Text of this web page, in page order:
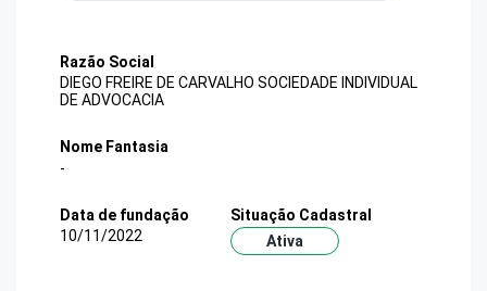
Razão Social
DIEGO FREIRE DE CARVALHO SOCIEDADE INDIVIDUAL
DE ADVOCACIA
Nome Fantasia
-
Data de fundação
10/11/2022
Situação Cadastral
Ativa